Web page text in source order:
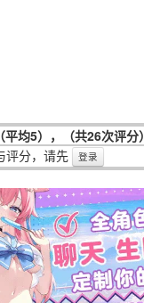
平均5），（共26次评分）
评分，请先
登录